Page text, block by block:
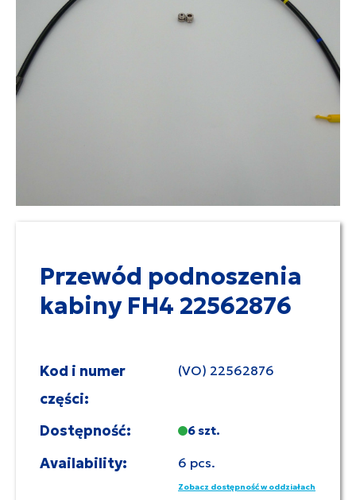
Przewód podnoszenia
kabiny FH4 22562876
Kod i numer
części:
(VO) 22562876
Dostępność: 6 szt.
Availability: 6 pcs.
Zobacz dostępność w oddziałach